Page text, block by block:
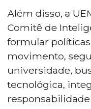
Além disso, a
Comitê de
formular
movimento,
universidade,
tecnológica,